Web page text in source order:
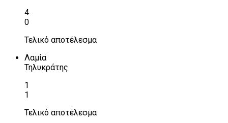
4
0
Τελικό αποτέλεσμα
Λαμία
Τηλυκράτης
1
1
Τελικό αποτέλεσμα